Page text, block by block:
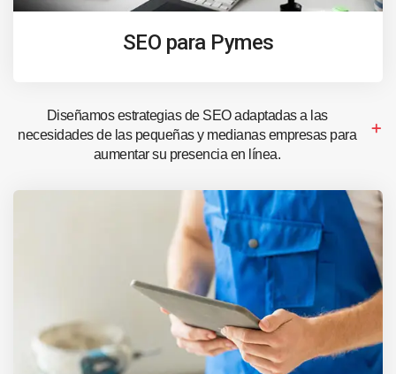
SEO para Pymes
Diseñamos estrategias de SEO adaptadas a las
necesidades de las pequeñas y medianas empresas para
aumentar su presencia en línea.